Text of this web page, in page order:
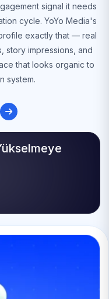
signal it needs
cycle. YoYo Media's
exactly that — real
story impressions, and
that looks organic to
system.